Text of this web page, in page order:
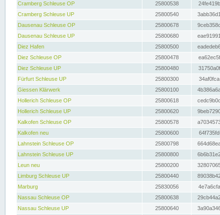
Cramberg Schleuse OP
25800538
Cramberg Schleuse UP
25800540
Dausenau Schleuse OP
25800678
Dausenau Schleuse UP
25800680
Diez Hafen
25800500
Diez Schleuse OP
25800478
Diez Schleuse UP
25800480
Fürfurt Schleuse UP
25800300
Giessen Klärwerk
25800100
Hollerich Schleuse OP
25800618
Hollerich Schleuse UP
25800620
Kalkofen Schleuse OP
25800578
Kalkofen neu
25800600
Lahnstein Schleuse OP
25800798
Lahnstein Schleuse UP
25800800
Leun neu
25800200
Limburg Schleuse UP
25800440
Marburg
25830056
Nassau Schleuse OP
25800638
Nassau Schleuse UP
25800640